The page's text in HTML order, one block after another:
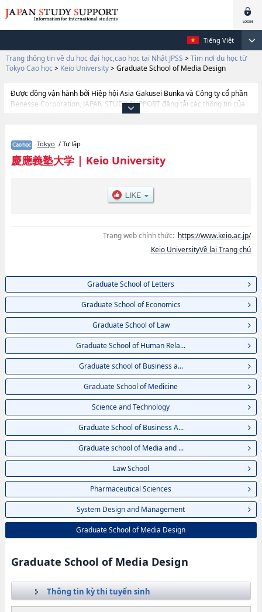
Tiếng Việt
Trang thông tin về du học đại học,cao học tại Nhật JPSS > Tìm nơi du học từ
Tokyo Cao học > Keio University> Graduate School of Media Design
Được đồng vận hành bởi Hiệp hội Asia Gakusei Bunka và Công ty cổ phần
Benesse Corporation, JAPAN STUDY SUPPORT đăng tải các thông tin của
khoảng 1.300 trường đại học, cao học, trường đại học ngắn hạn, trường
thiết dành cho du học sinh, như là về các Graduate School of
LettershoặcGraduate School of EconomicshoặcGraduate School of
LawhoặcGraduate School of Human RelationshoặcGraduate school of
and TechnologyhoặcGraduate School of Business
AdministrationhoặcGraduate school of Media and GovernancehoặcLaw
khoa nghiên cứu, thông tin liên quan đến thi tuyển như số lượng tuyển
sinh, số lượng trúng tuyển, cở sở trang thiết bị, hướng dẫn địa điểm v.v...
Tokyo / Tư lập
慶應義塾大学| Keio University
Trang web chính thức: https://www.keio.ac.jp/
Keio UniversityVề lại Trang chủ
Graduate School of Letters
Graduate School of Economics
Graduate School of Law
Graduate School of Human Rela...
Graduate school of Business a...
Graduate School of Medicine
Science and Technology
Graduate School of Business A...
Graduate school of Media and ...
Law School
Pharmaceutical Sciences
System Design and Management
Graduate School of Media Design
Graduate School of Media Design
Thông tin kỳ thi tuyển sinh